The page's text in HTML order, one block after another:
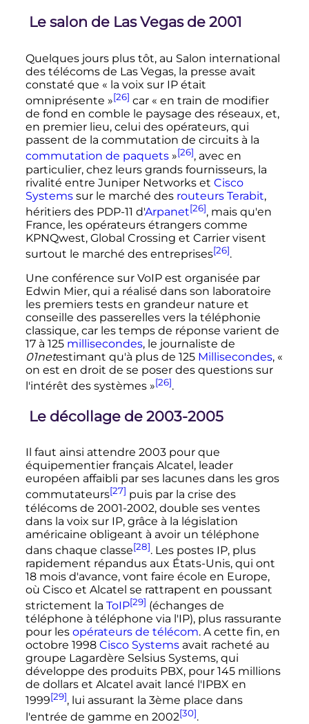
Le salon de Las Vegas de 2001
Quelques jours plus tôt, au Salon international
des télécoms de Las Vegas, la presse avait
constaté que « la voix sur IP était
omniprésente »[26] car « en train de modifier
de fond en comble le paysage des réseaux, et,
en premier lieu, celui des opérateurs, qui
passent de la commutation de circuits à la
commutation de paquets»[26], avec en
particulier, chez leurs grands fournisseurs, la
rivalité entre Juniper Networks et Cisco
Systemssur le marché des routeurs Terabit,
héritiers des PDP-11 d'Arpanet[26], mais qu'en
France, les opérateurs étrangers comme
KPNQwest, Global Crossing et Carrier visent
surtout le marché des entreprises[26].
Une conférence sur VoIP est organisée par
Edwin Mier, qui a réalisé dans son laboratoire
les premiers tests en grandeur nature et
conseille des passerelles vers la téléphonie
classique, car les temps de réponse varient de
17 à 125 millisecondes, le journaliste de
01netestimant qu'à plus de 125 Millisecondes, «
on est en droit de se poser des questions sur
l'intérêt des systèmes »[26].
Le décollage de 2003-2005
Il faut ainsi attendre 2003 pour que
équipementier français Alcatel, leader
européen affaibli par ses lacunes dans les gros
commutateurs[27] puis par la crise des
télécoms de 2001-2002, double ses ventes
dans la voix sur IP, grâce à la législation
américaine obligeant à avoir un téléphone
dans chaque classe[28]. Les postes IP, plus
rapidement répandus aux États-Unis, qui ont
18 mois d'avance, vont faire école en Europe,
où Cisco et Alcatel se rattrapent en poussant
strictement la ToIP[29] (échanges de
téléphone à téléphone via l'IP), plus rassurante
pour les opérateurs de télécom. A cette fin, en
octobre 1998 Cisco Systemsavait racheté au
groupe Lagardère Selsius Systems, qui
développe des produits PBX, pour 145 millions
de dollars et Alcatel avait lancé l'IPBX en
1999[29], lui assurant la 3ème place dans
l'entrée de gamme en 2002[30].